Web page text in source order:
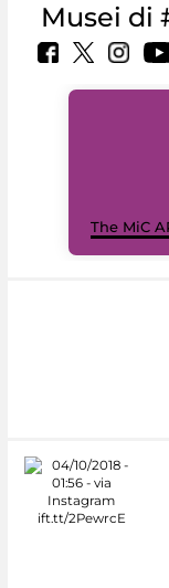
Musei di
The MiC